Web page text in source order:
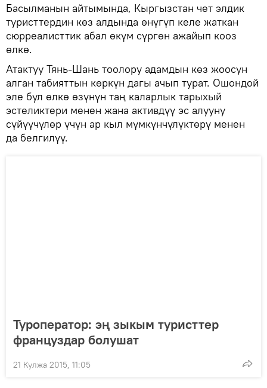
Басылманын айтымында, Кыргызстан чет элдик
туристтердин көз алдында өнүгүп келе жаткан
сюрреалисттик абал өкүм сүргөн ажайып кооз
өлкө.
Атактуу Тянь-Шань тоолору адамдын көз жоосун
алган табияттын көркүн дагы ачып турат. Ошондой
эле бул өлкө өзүнүн таң каларлык тарыхый
эстеликтери менен жана активдүү эс алууну
сүйүүчүлөр үчүн ар кыл мүмкүнчүлүктөрү менен
да белгилүү.
Туроператор: эң зыкым туристтер
француздар болушат
21 Кулжа 2015, 11:05